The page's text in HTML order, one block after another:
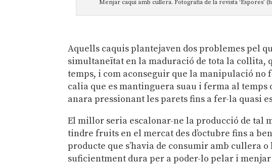
Menjar caqui amb cullera. Fotografia de la revista
Aquells caquis plantejaven dos problemes pel
simultaneïtat en la maduració de tota la collita,
temps, i com aconseguir que la manipulació no
calia que es mantinguera suau i ferma al
anara pressionant les parets fins a fer-la quasi
El millor seria escalonar-ne la producció de tal
tindre fruits en el mercat des d’octubre fins a
producte que s’havia de consumir amb cullera
suficientment dura per a poder-lo pelar i